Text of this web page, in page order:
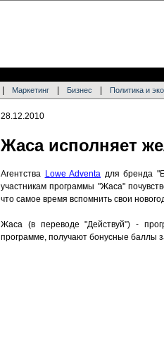
Маркетинг Бизнес Политика и
28.12.2010
Жаса исполняет
Агентства Lowe Adventa для бренда
участникам программы "Жаса"
что самое время вспомнить свои
Жаса (в переводе "Действуй") -
программе, получают бонусные баллы